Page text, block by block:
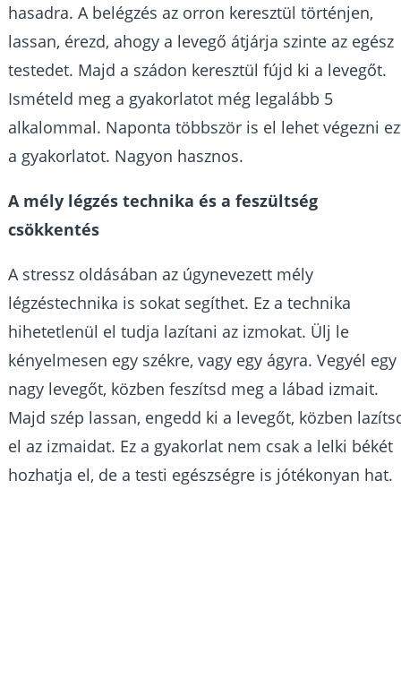
hasadra. A belégzés az orron keresztül történjen,
lassan, érezd, ahogy a levegő átjárja szinte az egész
testedet. Majd a szádon keresztül fújd ki a levegőt.
Ismételd meg a gyakorlatot még legalább 5
alkalommal. Naponta többször is el lehet végezni
a gyakorlatot. Nagyon hasznos.
A mély légzés technika és a feszültség
csökkentés
A stressz oldásában az úgynevezett mély
légzéstechnika is sokat segíthet. Ez a technika
hihetetlenül el tudja lazítani az izmokat. Ülj le
kényelmesen egy székre, vagy egy ágyra. Vegyél egy
nagy levegőt, közben feszítsd meg a lábad izmait.
Majd szép lassan, engedd ki a levegőt, közben
el az izmaidat. Ez a gyakorlat nem csak a lelki békét
hozhatja el, de a testi egészségre is jótékonyan hat.